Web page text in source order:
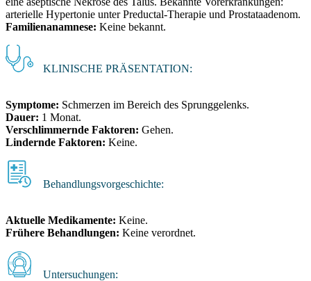
arterielle Hypertonie unter Preductal-Therapie und Prostataadenom.
Familienanamnese: Keine bekannt.
KLINISCHE PRÄSENTATION:
Symptome: Schmerzen im Bereich des Sprunggelenks.
Dauer: 1 Monat.
Verschlimmernde Faktoren: Gehen.
Lindernde Faktoren: Keine.
Behandlungsvorgeschichte:
Aktuelle Medikamente: Keine.
Frühere Behandlungen: Keine verordnet.
Untersuchungen: